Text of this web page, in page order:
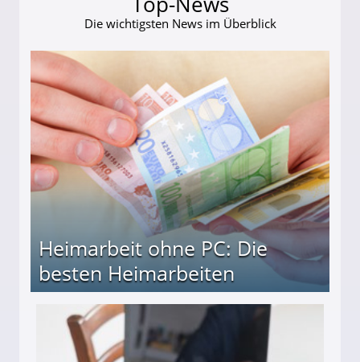
Die wichtigsten News im Überblick
Heimarbeit ohne PC: Die
besten Heimarbeiten